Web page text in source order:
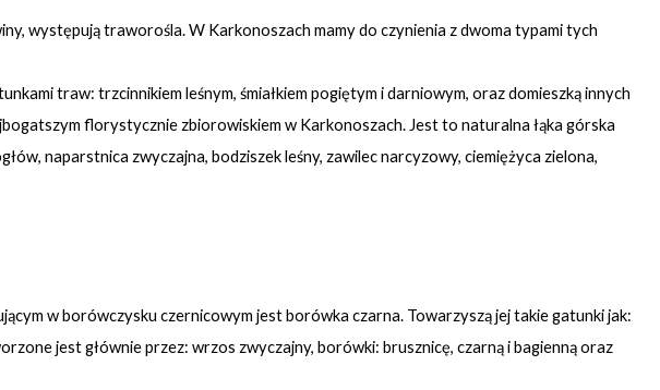
występują traworośla. W Karkonoszach mamy do czynienia z dwoma typami tych
traw: trzcinnikiem leśnym, śmiałkiem pogiętym i darniowym, oraz domieszką innych
florystycznie zbiorowiskiem w Karkonoszach. Jest to naturalna łąka górska
naparstnica zwyczajna, bodziszek leśny, zawilec narcyzowy, ciemiężyca zielona,
w borówczysku czernicowym jest borówka czarna. Towarzyszą jej takie gatunki jak:
jest głównie przez: wrzos zwyczajny, borówki: brusznicę, czarną i bagienną oraz